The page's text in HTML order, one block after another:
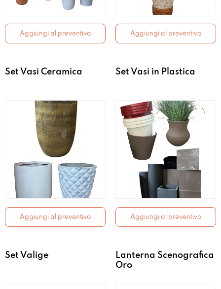
Aggiungi al preventivo Aggiungi al preventivo
Set Vasi Ceramica
Aggiungi al preventivo
Set Vasi in Plastica
Aggiungi al preventivo
Set Valige
Lanterna Scenografica
Oro